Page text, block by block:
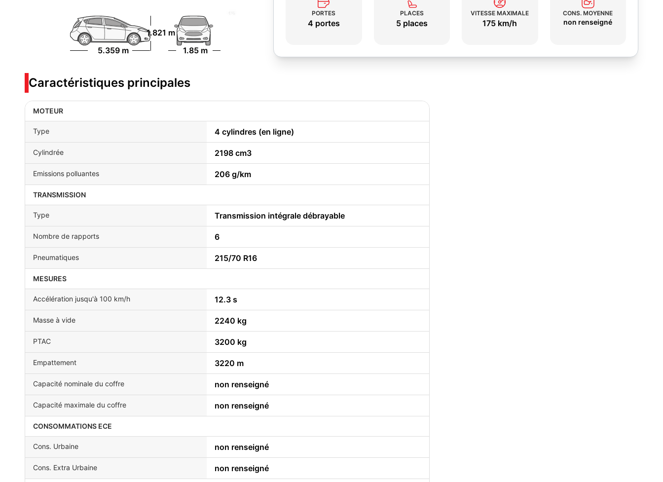
5.359 m 1.85 m
1.821 m
PORTES
4 portes
PLACES
5 places
VITESSE MAXIMALE
175 km/h
CONS. MOYENNE
non renseigné
Caractéristiques principales
MOTEUR
Type 4 cylindres (en ligne)
Cylindrée 2198 cm3
Emissions polluantes 206 g/km
TRANSMISSION
Type Transmission intégrale débrayable
Nombre de rapports 6
Pneumatiques 215/70 R16
MESURES
Accélération jusqu'à 100 km/h 12.3 s
Masse à vide 2240 kg
PTAC 3200 kg
Empattement 3220 m
Capacité nominale du coffre non renseigné
Capacité maximale du coffre non renseigné
CONSOMMATIONS ECE
Cons. Urbaine non renseigné
Cons. Extra Urbaine non renseigné